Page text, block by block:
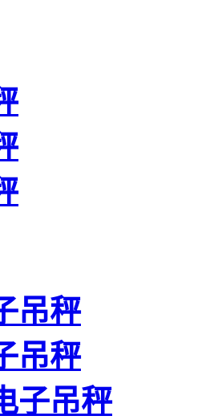
吊秤
吊秤
子吊秤